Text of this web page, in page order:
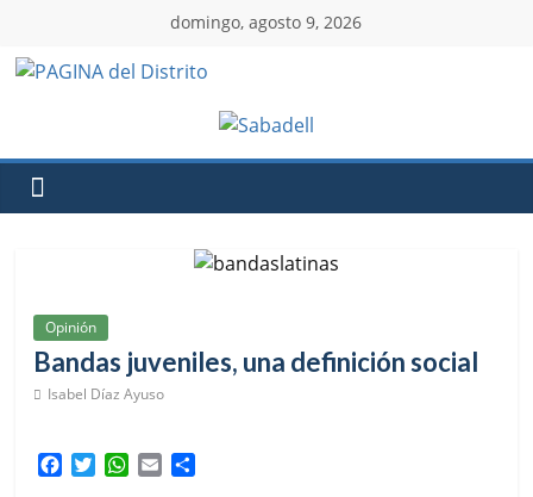
domingo, agosto 9, 2026
Opinión
Bandas juveniles, una definición social
Isabel Díaz Ayuso
W